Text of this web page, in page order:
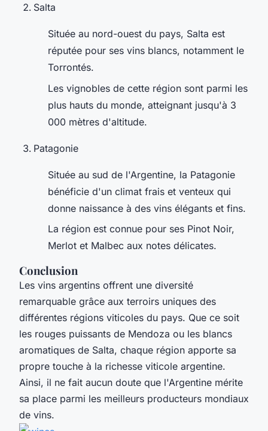
Salta
Située au nord-ouest du pays, Salta est
réputée pour ses vins blancs, notamment le
Torrontés.
Les vignobles de cette région sont parmi les
plus hauts du monde, atteignant jusqu'à 3
000 mètres d'altitude.
Patagonie
Située au sud de l'Argentine, la Patagonie
bénéficie d'un climat frais et venteux qui
donne naissance à des vins élégants et fins.
La région est connue pour ses Pinot Noir,
Merlot et Malbec aux notes délicates.
Conclusion
Les vins argentins offrent une diversité
remarquable grâce aux terroirs uniques des
différentes régions viticoles du pays. Que ce soit
les rouges puissants de Mendoza ou les blancs
aromatiques de Salta, chaque région apporte sa
propre touche à la richesse viticole argentine.
Ainsi, il ne fait aucun doute que l'Argentine mérite
sa place parmi les meilleurs producteurs mondiaux
de vins.